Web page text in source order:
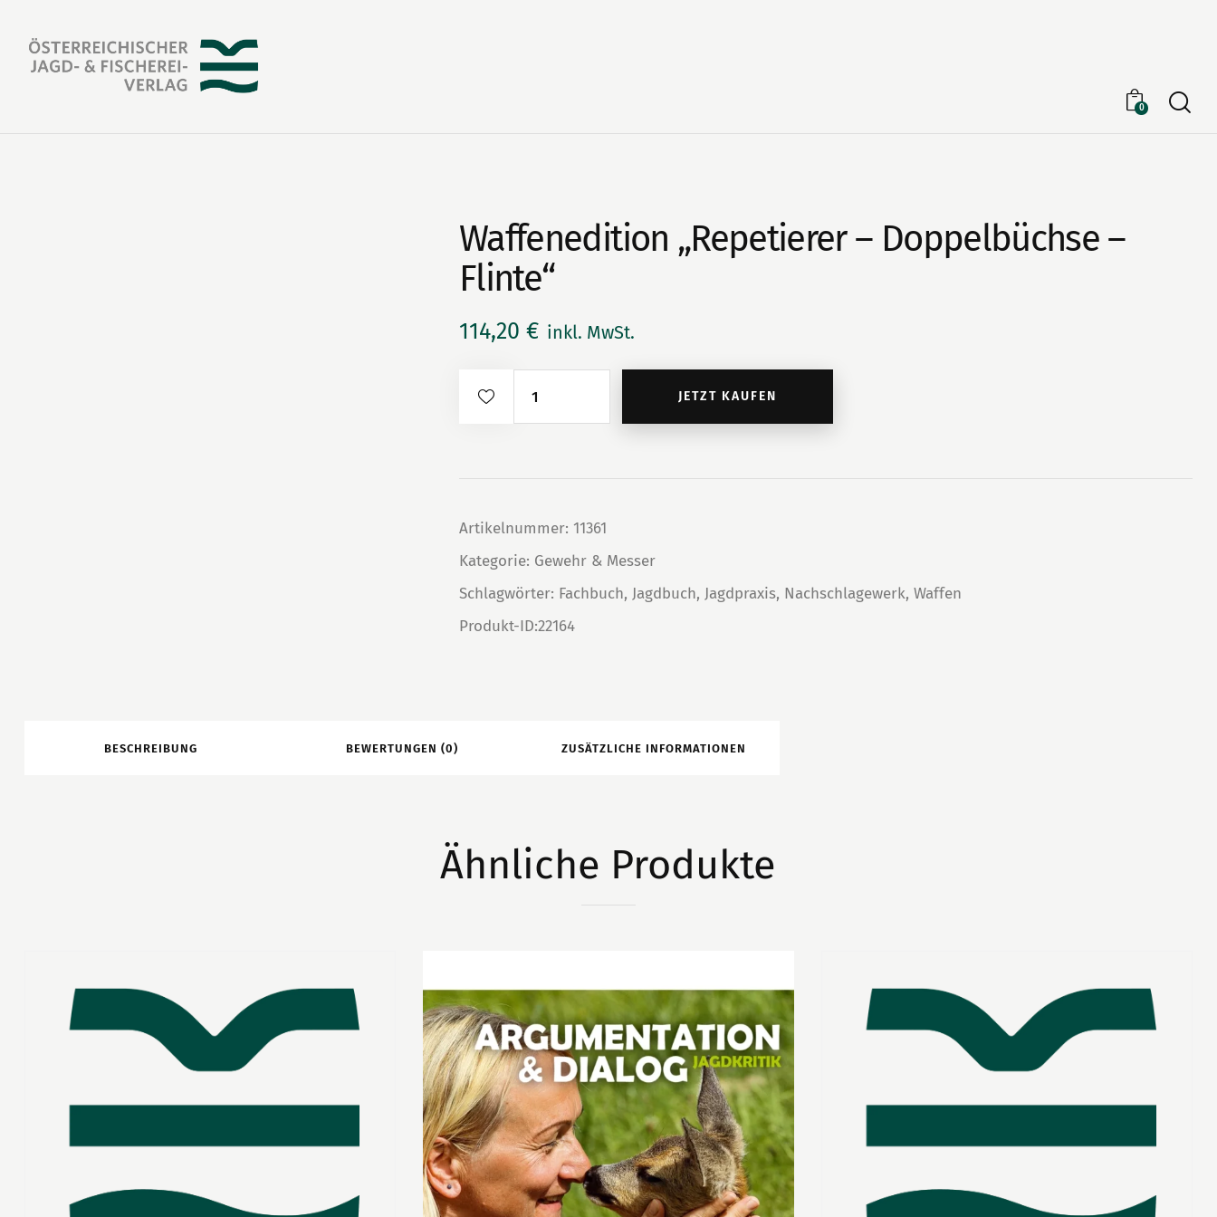
0
Waffenedition „Repetierer – Doppelbüchse –
Flinte“
114,20€ inkl. MwSt.
"Repetierer
Menge
JETZT KAUFEN
Artikelnummer: 11361
Kategorie: Gewehr & Messer
Schlagwörter: Fachbuch, Jagdbuch, Jagdpraxis, Nachschlagewerk,Waffen
Produkt-ID:22164
BESCHREIBUNG BEWERTUNGEN (0) ZUSÄTZLICHE INFORMATIONEN
Ähnliche Produkte